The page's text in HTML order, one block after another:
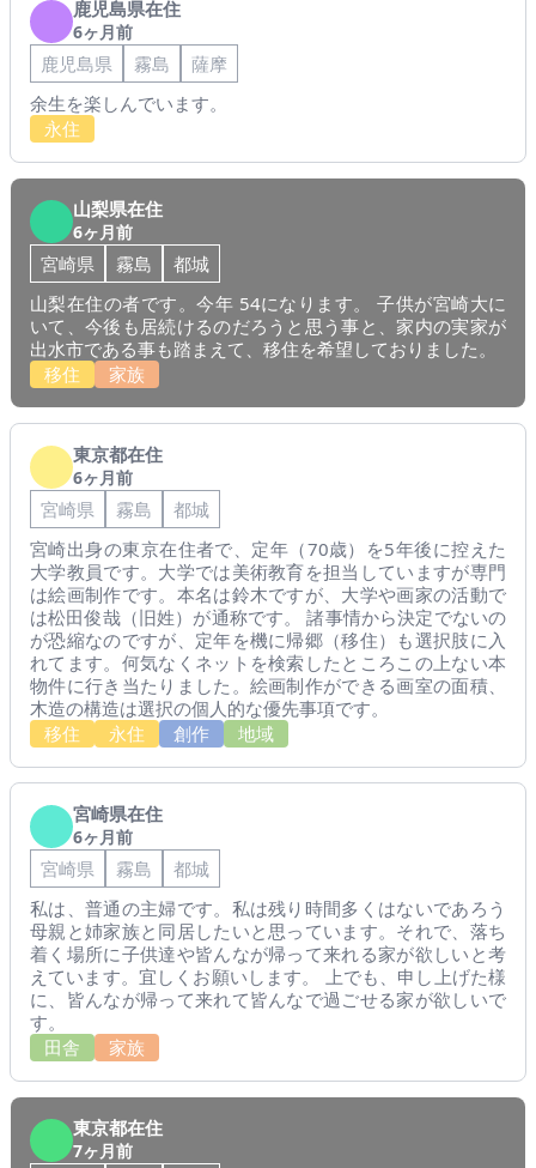
鹿児島県在住
6ヶ月前
鹿児島県 霧島
薩摩
余生を楽しんでいます。
永住
山梨県在住
6ヶ月前
宮崎県 霧島
都城
山梨在住の者です。今年 54になります。 子供が宮崎大に
いて、今後も居続けるのだろうと思う事と、家内の実家が
出水市である事も踏まえて、移住を希望しておりました。
移住
家族
東京都在住
6ヶ月前
宮崎県 霧島
都城
宮崎出身の東京在住者で、定年（70歳）を5年後に控えた
大学教員です。大学では美術教育を担当していますが専門
は絵画制作です。本名は鈴木ですが、大学や画家の活動で
は松田俊哉（旧姓）が通称です。 諸事情から決定でないの
が恐縮なのですが、定年を機に帰郷（移住）も選択肢に入
れてます。何気なくネットを検索したところこの上ない本
物件に行き当たりました。絵画制作ができる画室の面積、
木造の構造は選択の個人的な優先事項です。
移住
永住 創作 地域
宮崎県在住
6ヶ月前
宮崎県 霧島
都城
私は、普通の主婦です。私は残り時間多くはないであろう
母親と姉家族と同居したいと思っています。それで、落ち
着く場所に子供達や皆んなが帰って来れる家が欲しいと考
えています。宜しくお願いします。 上でも、申し上げた様
に、皆んなが帰って来れて皆んなで過ごせる家が欲しいで
す。
田舎
家族
東京都在住
7ヶ月前